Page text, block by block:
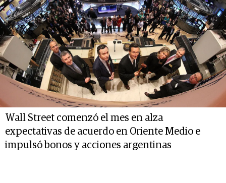
Wall Street comenzó el mes en alza
expectativas de acuerdo en Oriente Medio e
impulsó bonos y acciones argentinas